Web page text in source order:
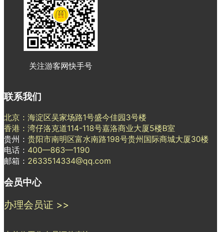
关注游客网快手号
联系我们
北京：海淀区吴家场路1号盛今佳园3号楼
香港：湾仔洛克道114-118号嘉洛商业大厦5楼B室
贵州： 贵阳市南明区富水南路198号贵州国际商城大厦30楼
电话： 400—863—1190
邮箱： 2633514334@qq.com
会员中心
办理会员证 >>